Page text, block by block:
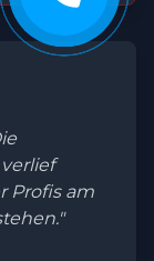
Profis am